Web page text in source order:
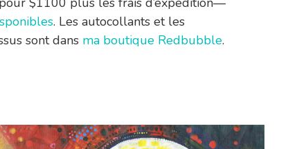
. Les autocollants et les
sont dans ma boutique Redbubble.